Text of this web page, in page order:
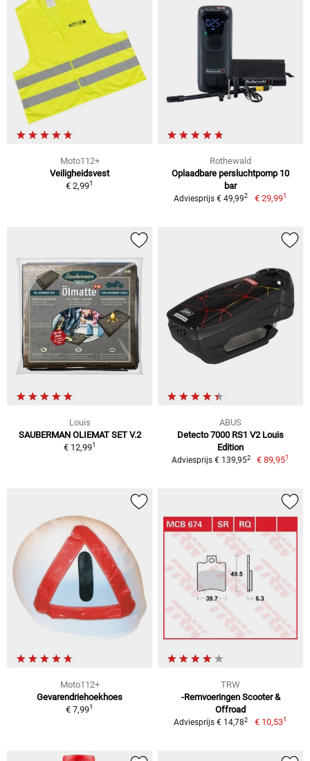
Moto112+
Veiligheidsvest
€ 2,991
Rothewald
Oplaadbare persluchtpomp 10
bar
Adviesprijs € 49,992 € 29,991
Louis
SAUBERMAN OLIEMAT SET V.2
€ 12,991
ABUS
Detecto 7000 RS1 V2 Louis
Edition
Adviesprijs € 139,952 € 89,951
Moto112+
Gevarendriehoekhoes
€ 7,991
TRW
-Remvoeringen Scooter &
Offroad
Adviesprijs € 14,782 € 10,531